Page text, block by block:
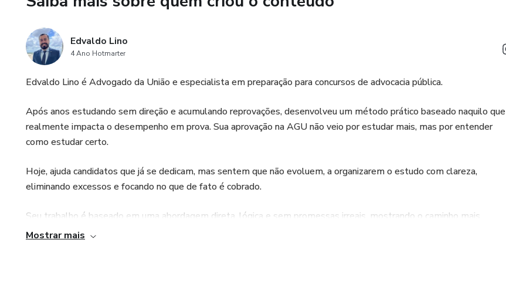
Edvaldo Lino
4 Ano Hotmarter
Edvaldo Lino é Advogado da União e especialista em preparação para concursos de advocacia pública.
Após anos estudando sem direção e acumulando reprovações, desenvolveu um método prático baseado naquilo que
realmente impacta o desempenho em prova. Sua aprovação na AGU não veio por estudar mais, mas por entender
como estudar certo.
Hoje, ajuda candidatos que já se dedicam, mas sentem que não evoluem, a organizarem o estudo com clareza,
eliminando excessos e focando no que de fato é cobrado.
Seu trabalho é baseado em uma abordagem direta, lógica e sem promessas irreais, mostrando o caminho mais
eficiente entre esforço e resultado.
Mostrar mais